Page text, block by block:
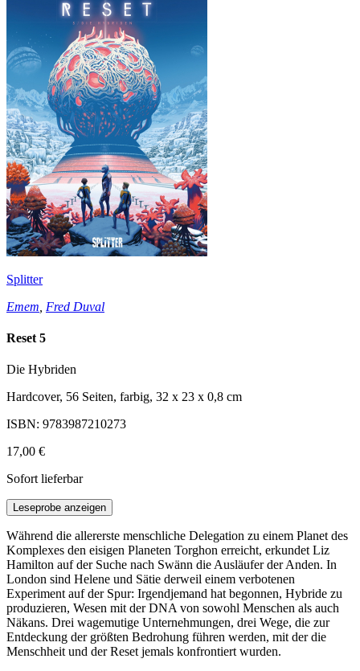
Splitter
Emem Fred Duval
Reset 5
Die Hybriden
Hardcover, 56 Seiten, farbig, 32 x 23 x 0,8 cm
ISBN: 9783987210273
17,00 €
Sofort lieferbar
Leseprobe anzeigen
Während die allererste menschliche Delegation zu einem Planet des
Komplexes den eisigen Planeten Torghon erreicht, erkundet Liz
Hamilton auf der Suche nach Swänn die Ausläufer der Anden. In
London sind Helene und Sätie derweil einem verbotenen
Experiment auf der Spur: Irgendjemand hat begonnen, Hybride zu
produzieren, Wesen mit der DNA von sowohl Menschen als auch
Näkans. Drei wagemutige Unternehmungen, drei Wege, die zur
Entdeckung der größten Bedrohung führen werden, mit der die
Menschheit und der Reset jemals konfrontiert wurden.